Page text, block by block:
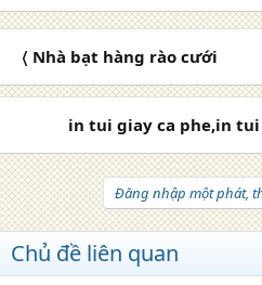
〈 Nhà bạt hàng rào cưới
in tui giay ca phe,in tui
Đăng nhập một phát,
Chủ đề liên quan